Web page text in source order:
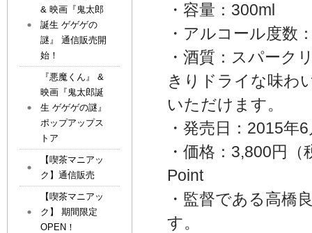
・容量：300ml
・アルコール度
・酒質：スパーク
きりドライな味わ
いただけます。
・発売日：2015年
・価格：3,800円（
Point
・監督である高橋
す。
& 映画『鬼太郎
誕生 ゲゲゲの
謎』 通信販売開
始！
『悪魔くん』 &
映画『鬼太郎誕
生 ゲゲゲの謎』
ポップアップス
トア
【喫茶マニアッ
ク】通信販売
【喫茶マニアッ
ク】 期間限定
OPEN！